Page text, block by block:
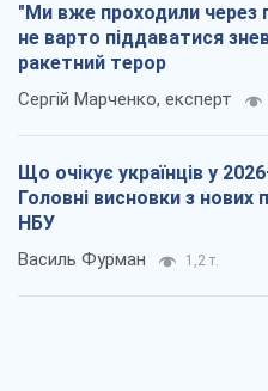
"Ми вже проходили через
не варто піддаватися
ракетний терор
Сергій Марченко, експерт
Що очікує українців у
Головні висновки з нових
НБУ
Василь Фурман 1,2 т.